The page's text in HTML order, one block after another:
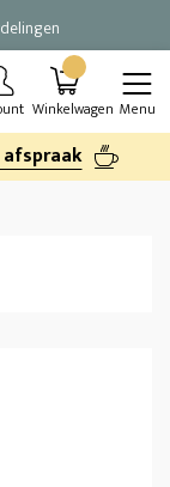
Winkelwagen Menu